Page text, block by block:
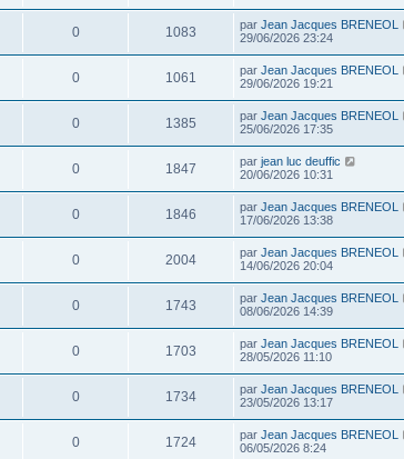
0 1083 par Jean Jacques BRENEOL
29/06/2026 23:24
0 1061 par Jean Jacques BRENEOL
29/06/2026 19:21
0 1385 par Jean Jacques BRENEOL
25/06/2026 17:35
0 1847 par jean luc deuffic
20/06/2026 10:31
0 1846 par Jean Jacques BRENEOL
17/06/2026 13:38
0 2004 par Jean Jacques BRENEOL
14/06/2026 20:04
0 1743 par Jean Jacques BRENEOL
08/06/2026 14:39
0 1703 par Jean Jacques BRENEOL
28/05/2026 11:10
0 1734 par Jean Jacques BRENEOL
23/05/2026 13:17
0 1724 par Jean Jacques BRENEOL
06/05/2026 8:24